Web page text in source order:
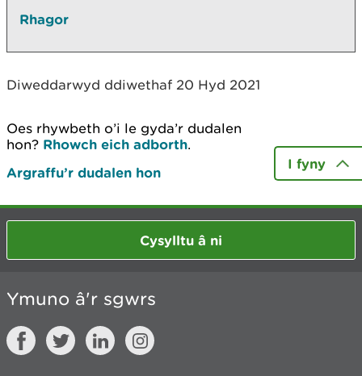
Rhagor
Diweddarwyd ddiwethaf 20 Hyd 2021
Oes rhywbeth o’i le gyda’r dudalen
hon? Rhowch eich adborth.
Argraffu’r dudalen hon
I fyny
Cysylltu â ni
Ymuno â'r sgwrs